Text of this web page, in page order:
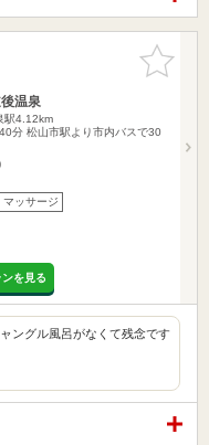
お気に入
りに追加
温泉
駅4.12km
分 松山市駅より市内バスで30
マッサージ
を見る
ングル風呂がなくて残念です